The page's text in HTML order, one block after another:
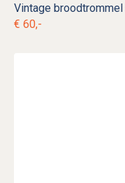
€ 60,-